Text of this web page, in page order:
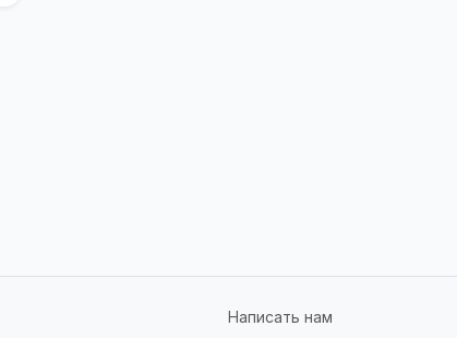
Написать нам